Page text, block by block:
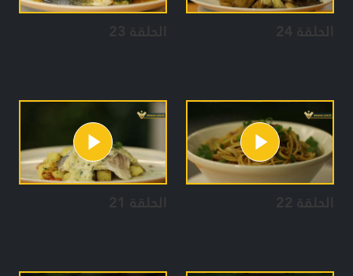
الحلقة 24 الحلقة 23
الحلقة 22 الحلقة 21